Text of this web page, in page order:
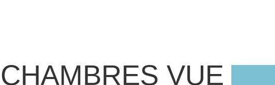
CHAMBRES VUE